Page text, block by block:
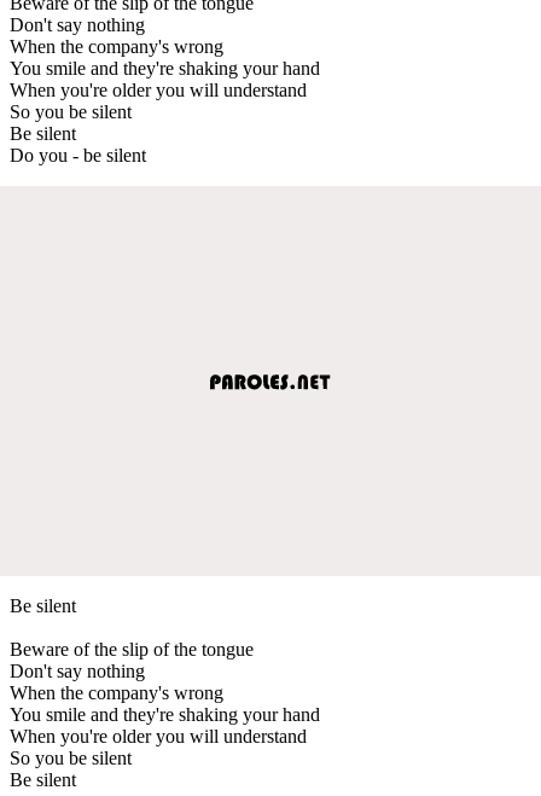
Don't say nothing
When the company's wrong
You smile and they're shaking your hand
When you're older you will understand
So you be silent
Be silent
Do you - be silent
Be silent
Beware of the slip of the tongue
Don't say nothing
When the company's wrong
You smile and they're shaking your hand
When you're older you will understand
So you be silent
Be silent